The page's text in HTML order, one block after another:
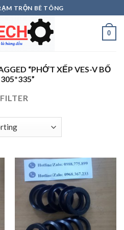
TRỘN BÊ TÔNG
0
“PHỚT XẾP VES-V BỐ
FILTER